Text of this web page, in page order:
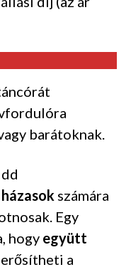
barátoknak.
számára
Egy
hogy együtt
erősítheti a